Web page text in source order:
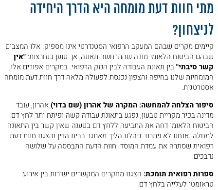
מתי חוות דעת מומחה היא הדרך היחידה
לניצחון?
קיימים מקרים שבהם המעקב הרפואי הסטנדרטי אינו מספיק. אלו המצבים
שבהם הביטוח הלאומי מודה שהתרחשה תאונה, אך טוען בנחרצות: "אין
קשר סיבתי"בין תאונת העבודה לבין הנזק הרפואי. במקרים אפורים אלו,
המומחיות שלנו בחיפה והצפון נכנסת לפעולה מלאה דרך חוות דעת מומחה
אסטרטגית.
סיפור הצלחה להמחשה: המקרה של אהרון (שם בדוי) אהרון, עובד
מדינה בכיר מקריית טבעון, נפגע בתאונת עבודה קשה ופיתח יתר לחץ דם.
הביטוח הלאומי דחה את התביעה ללחץ דם בטענה שאין קשר בין התאונה
למחלה. אנחנו לא ויתרנו. ניהלנו הליך מאתגר בבית הדין והצגנו חוות דעת
רפואית שסתרה את עמדת המוסד. חוות הדעת התבססה על שלושה
נדבכים:
ספרות רפואית תומכת: הצגנו מחקרים המקשרים ישירות בין אירוע
טראומטי לעלייה בלחץ דם.